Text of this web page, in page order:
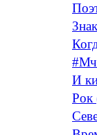
И
Рок